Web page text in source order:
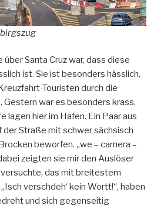
Santa Cruz war, dass diese
ist. Sie ist besonders hässlich,
Touristen durch die
Gestern war es besonders krass,
lagen hier im Hafen. Ein Paar aus
der Straße mit schwer sächsisch
beworfen. „we – camera –
zeigten sie mir den Auslöser
versuchte, das mit breitestem
verschdeh‘ kein Wortt!“, haben
und sich gegenseitig